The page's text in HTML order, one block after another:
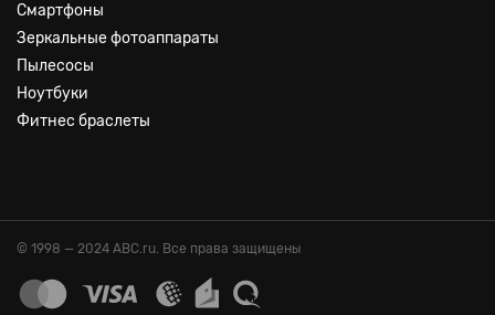
Смартфоны
Зеркальные фотоаппараты
Пылесосы
Ноутбуки
Фитнес браслеты
© 1998 — 2024 ABC.ru. Все права защищены